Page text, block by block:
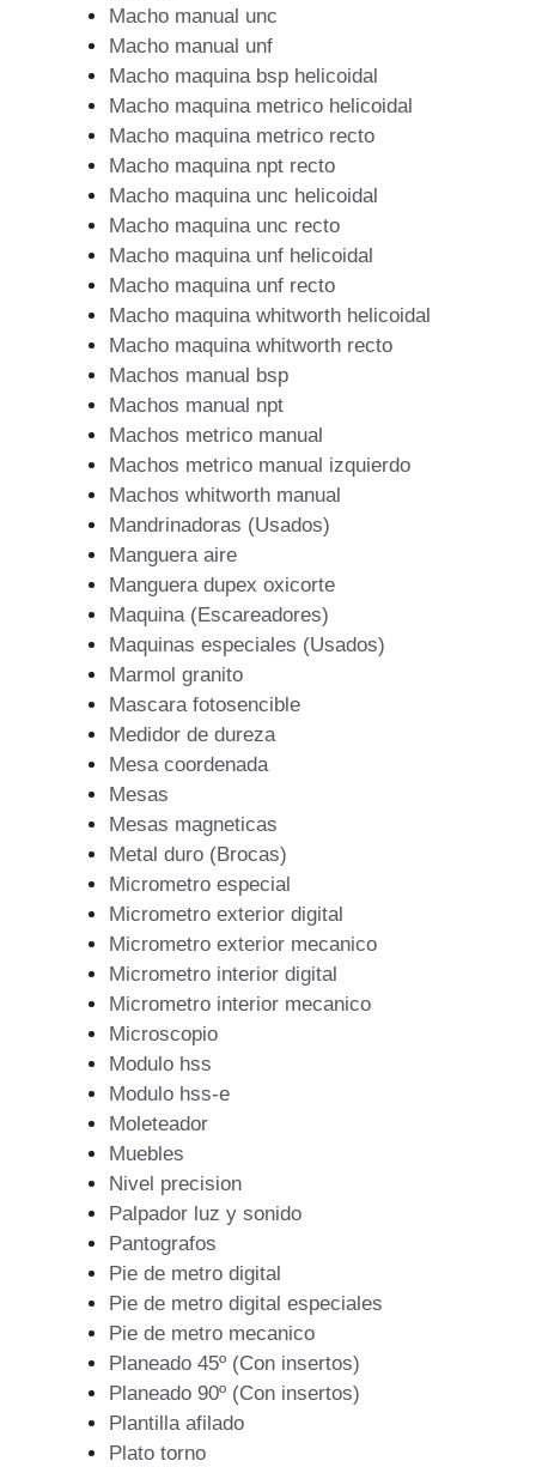
Macho manual unc
Macho manual unf
Macho maquina bsp helicoidal
Macho maquina metrico helicoidal
Macho maquina metrico recto
Macho maquina npt recto
Macho maquina unc helicoidal
Macho maquina unc recto
Macho maquina unf helicoidal
Macho maquina unf recto
Macho maquina whitworth helicoidal
Macho maquina whitworth recto
Machos manual bsp
Machos manual npt
Machos metrico manual
Machos metrico manual izquierdo
Machos whitworth manual
Mandrinadoras (Usados)
Manguera aire
Manguera dupex oxicorte
Maquina (Escareadores)
Maquinas especiales (Usados)
Marmol granito
Mascara fotosencible
Medidor de dureza
Mesa coordenada
Mesas
Mesas magneticas
Metal duro (Brocas)
Micrometro especial
Micrometro exterior digital
Micrometro exterior mecanico
Micrometro interior digital
Micrometro interior mecanico
Microscopio
Modulo hss
Modulo hss-e
Moleteador
Muebles
Nivel precision
Palpador luz y sonido
Pantografos
Pie de metro digital
Pie de metro digital especiales
Pie de metro mecanico
Planeado 45º (Con insertos)
Planeado 90º (Con insertos)
Plantilla afilado
Plato torno